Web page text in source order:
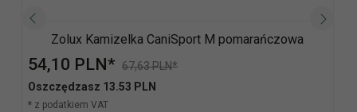
Zolux Kamizelka CaniSport M pomarańczowa
54,10 PLN* 67,63 PLN*
Oszczędzasz 13.53 PLN
* z podatkiem VAT